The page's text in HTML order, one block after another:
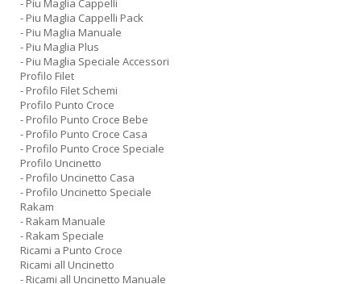
- Piu Maglia Cappelli
- Piu Maglia Cappelli Pack
- Piu Maglia Manuale
- Piu Maglia Plus
- Piu Maglia Speciale Accessori
Profilo Filet
- Profilo Filet Schemi
Profilo Punto Croce
- Profilo Punto Croce Bebe
- Profilo Punto Croce Casa
- Profilo Punto Croce Speciale
Profilo Uncinetto
- Profilo Uncinetto Casa
- Profilo Uncinetto Speciale
Rakam
- Rakam Manuale
- Rakam Speciale
Ricami a Punto Croce
Ricami all Uncinetto
- Ricami all Uncinetto Manuale